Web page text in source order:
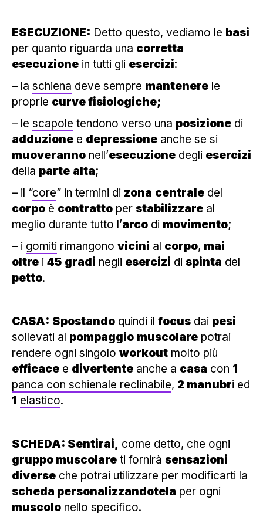
ESECUZIONE: Detto questo, vediamo le basi
per quanto riguarda una corretta
esecuzione in tutti gli esercizi:
– la schiena deve sempre mantenere le
proprie curve fisiologiche;
– le scapole tendono verso una posizione di
adduzione e depressione anche se si
muoveranno nell’esecuzione degli esercizi
della parte alta;
– il “core” in termini di zona centrale del
corpo è contratto per stabilizzare al
meglio durante tutto l’arco di movimento;
– i gomiti rimangono vicini al corpo, mai
oltre i 45 gradi negli esercizi di spinta del
petto.
CASA: Spostando quindi il focus dai pesi
sollevati al pompaggio muscolare potrai
rendere ogni singolo workout molto più
efficace e divertente anche a casa con 1
panca con schienale reclinabile, 2 manubri ed
1 elastico.
SCHEDA: Sentirai, come detto, che ogni
gruppo muscolare ti fornirà sensazioni
diverse che potrai utilizzare per modificarti la
scheda personalizzandotela per ogni
muscolo nello specifico.